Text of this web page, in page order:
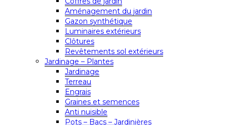
Aménagement du jardin
Gazon synthétique
Luminaires extérieurs
Clôtures
Revêtements sol extérieurs
Jardinage – Plantes
Jardinage
Terreau
Engrais
Graines et semences
Anti nuisible
Pots – Bacs – Jardinières